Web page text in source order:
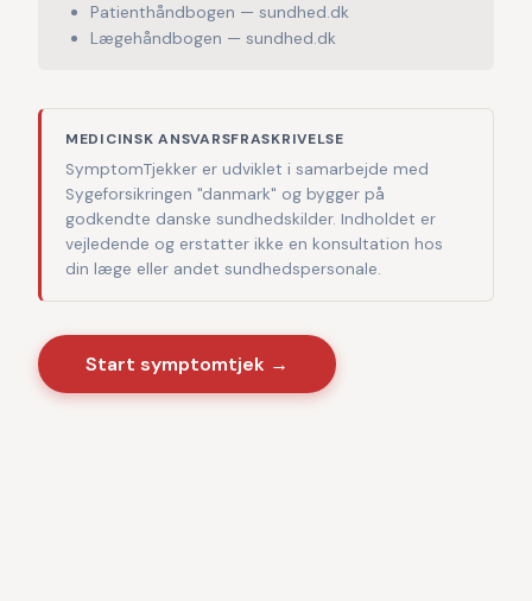
Patienthåndbogen — sundhed.dk
Lægehåndbogen — sundhed.dk
MEDICINSK ANSVARSFRASKRIVELSE
SymptomTjekker er udviklet i samarbejde med
Sygeforsikringen "danmark" og bygger på
godkendte danske sundhedskilder. Indholdet er
vejledende og erstatter ikke en konsultation hos
din læge eller andet sundhedspersonale.
Start symptomtjek →